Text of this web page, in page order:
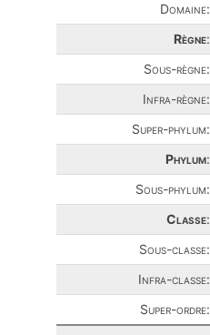
Domaine:
Règne:
Sous-règne:
Infra-règne:
Super-phylum:
Phylum:
Sous-phylum:
Classe:
Sous-classe:
Infra-classe:
Super-ordre: